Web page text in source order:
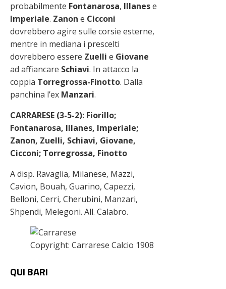
probabilmente Fontanarosa, Illanese
Imperiale. Zanon e Cicconi
dovrebbero agire sulle corsie esterne,
mentre in mediana i prescelti
dovrebbero essere Zuelli e Giovane
ad affiancare Schiavi. In attacco la
coppia Torregrossa-Finotto. Dalla
panchina l’ex Manzari.
CARRARESE (3-5-2): Fiorillo;
Fontanarosa, Illanes, Imperiale;
Zanon, Zuelli, Schiavi, Giovane,
Cicconi; Torregrossa, Finotto
A disp. Ravaglia, Milanese, Mazzi,
Cavion, Bouah, Guarino, Capezzi,
Belloni, Cerri, Cherubini, Manzari,
Shpendi, Melegoni. All. Calabro.
Copyright: Carrarese Calcio 1908
QUIBARI